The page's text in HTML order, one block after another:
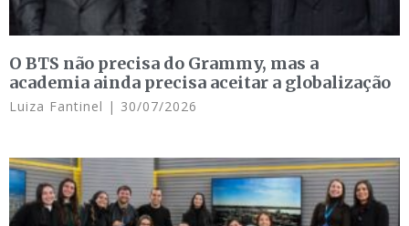
O BTS não precisa do Grammy, mas a
academia ainda precisa aceitar a globalização
Luiza Fantinel 30/07/2026